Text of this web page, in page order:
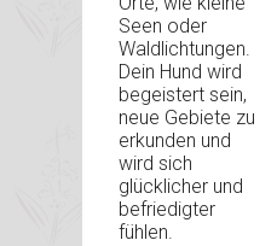
Seen oder
Waldlichtungen.
Dein Hund wird
begeistert sein,
neue Gebiete zu
erkunden und
wird sich
glücklicher und
befriedigter
fühlen.